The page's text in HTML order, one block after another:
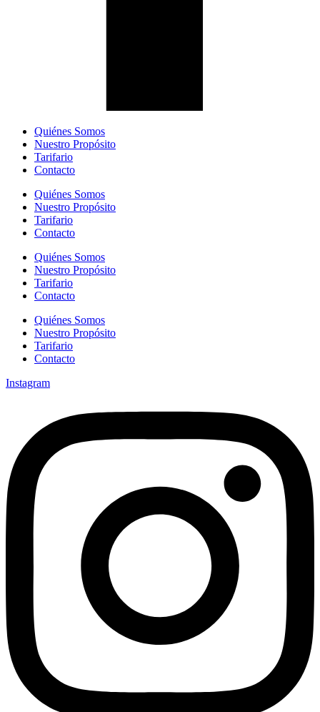
Quiénes Somos
Nuestro Propósito
Tarifario
Contacto
Quiénes Somos
Nuestro Propósito
Tarifario
Contacto
Quiénes Somos
Nuestro Propósito
Tarifario
Contacto
Quiénes Somos
Nuestro Propósito
Tarifario
Contacto
Instagram